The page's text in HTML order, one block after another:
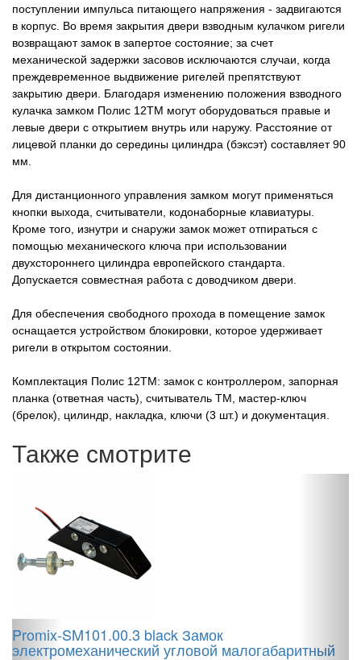
поступлении импульса питающего напряжения - задвигаются
в корпус. Во время закрытия двери взводным кулачком ригели
возвращают замок в запертое состояние; за счет
механической задержки засовов исключаются случаи, когда
преждевременное выдвижение ригелей препятствуют
закрытию двери. Благодаря изменению положения взводного
кулачка замком Полис 12ТМ могут оборудоваться правые и
левые двери с открытием внутрь или наружу. Расстояние от
лицевой планки до середины цилиндра (бэксэт) составляет 90
мм.
Для дистанционного управления замком могут применяться
кнопки выхода, считыватели, кодонаборные клавиатуры.
Кроме того, изнутри и снаружи замок может отпираться с
помощью механического ключа при использовании
двухстороннего цилиндра европейского стандарта.
Допускается совместная работа с доводчиком двери.
Для обеспечения свободного прохода в помещение замок
оснащается устройством блокировки, которое удерживает
ригели в открытом состоянии.
Комплектация Полис 12ТМ: замок с контроллером, запорная
планка (ответная часть), считыватель ТМ, мастер-ключ
(брелок), цилиндр, накладка, ключи (3 шт.) и документация.
Также смотрите
Promix-SM101.00.3 black Замок
электромеханический угловой малогабаритный